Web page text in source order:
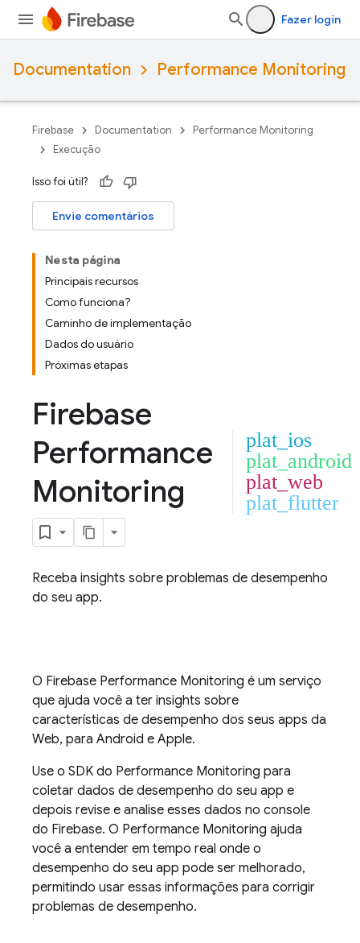
Fazer login
Documentation Performance Monitoring
Firebase Documentation
Performance Monitoring
Execução
Isso foi útil?
Envie comentários
Nesta página
Principais recursos
Como funciona?
Caminho de implementação
Dados do usuário
Próximas etapas
Firebase
Performance
Monitoring
plat_ios
plat_android
plat_web
plat_flutter
Receba insights sobre problemas de desempenho
do seu app.
O Firebase Performance Monitoring é um serviço
que ajuda você a ter insights sobre
características de desempenho dos seus apps da
Web, para Android e Apple.
Use o SDK do Performance Monitoring para
coletar dados de desempenho do seu app e
depois revise e analise esses dados no console
do Firebase. O Performance Monitoring ajuda
você a entender em tempo real onde o
desempenho do seu app pode ser melhorado,
permitindo usar essas informações para corrigir
problemas de desempenho.